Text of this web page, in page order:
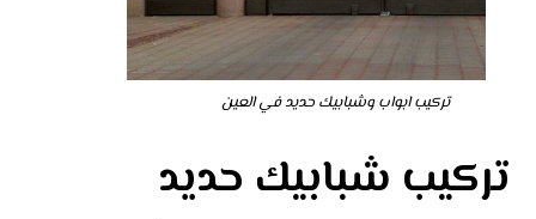
تركيب ابواب وشبابيك حديد في العين
تركيب شبابيك حديد